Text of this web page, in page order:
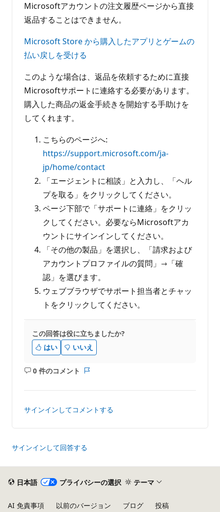
Microsoftアカウントの注文履歴ページから直接
返品することはできません。
Microsoft Store から購入したアプリとゲームの
払い戻しを受ける
このような場合は、返品を依頼するために直接
Microsoftサポートに連絡する必要があります。
購入した商品の返金手続きを開始する手助けを
してくれます。
こちらのページへ:
https://support.microsoft.com/ja-
jp/home/contact
「エージェントに相談」と入力し、「ヘル
プを取る」をクリックしてください。
ページ下部で「サポートに連絡」をクリッ
クしてください。必要ならMicrosoftアカ
ウントにサインインしてください。
「その他の製品」を選択し、「請求および
アカウントプロファイルの質問」→「確
認」を選びます。
ウェブブラウザでサポート担当者とチャッ
トをクリックしてください。
この回答は役に立ちましたか?
はい
いいえ
0 件のコメント
コ
ト
あ
ま
ん
ト
サインインしてコメントする
サインインして回答する
日本語 プライバシーの選択 テーマ
AI 免責事項 以前のバージョン ブログ 投稿